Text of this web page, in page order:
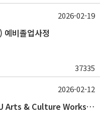
비졸업사정
37335
2026-02-19
(~2/19) 아시아대학연맹 AUA-CU Arts & Culture Workshop Camp 2026 참가자 선발 안내
2026-02-12